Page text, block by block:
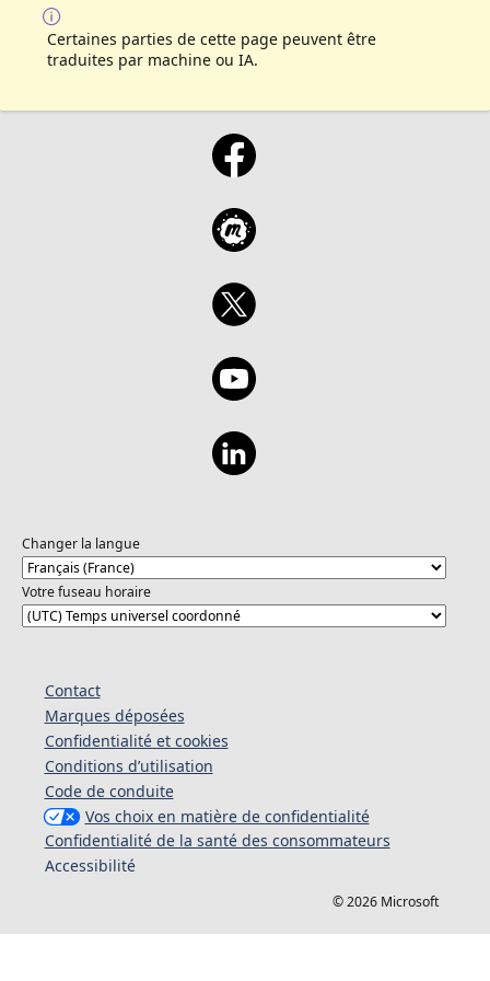
Docker e Kubernetes para Devs com André
Racz 19h - Step By Step Disaster Recovery
ModernWorkplace with Microsoft 365 com
Marcus Vinicius Carvalho (Remoto) 16h -
escalar com Wiliam Buzatto 17h - O que é
Green Software Foundation e sua
com Marcos Hidalgo Nunes 18h -
Orquestrando processos de negócio com
Groffe 19h - De Centenas a Milhões de
Pedidos, sua aplicação está pronta? Com
Certaines parties de cette page peuvent être
traduites par machine ou IA.
Changer la langue
Votre fuseau horaire
Contact
Marques déposées
Confidentialité et cookies
Conditions d’utilisation
Code de conduite
Vos choix en matière de confidentialité
Confidentialité de la santé des consommateurs
Accessibilité
© 2026 Microsoft